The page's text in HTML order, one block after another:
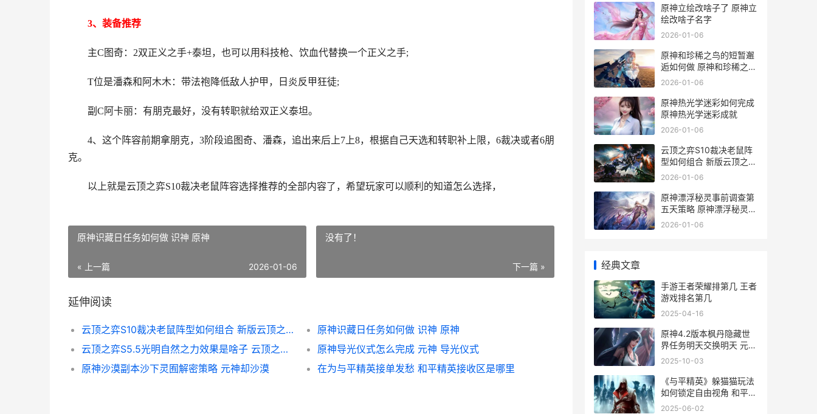
3、装备推荐
主C图奇：2双正义之手+泰坦，也可以用科技枪、饮血代替换一个正义之手;
T位是潘森和阿木木：带法袍降低敌人护甲，日炎反甲狂徒;
副C阿卡丽：有朋克最好，没有转职就给双正义泰坦。
4、这个阵容前期拿朋克，3阶段追图奇、潘森，追出来后上7上8，根据自己天选和转职补上限，6裁决或者6朋
克。
以上就是云顶之弈S10裁决老鼠阵容选择推荐的全部内容了，希望玩家可以顺利的知道怎么选择，
原神识藏日任务如何做 识神 原神
« 上一篇 2026-01-06
没有了！
下一篇 »
延伸阅读
云顶之弈S10裁决老鼠阵型如何组合 新版云顶之弈裁决
原神识藏日任务如何做 识神 原神
云顶之弈S5.5光明自然之力效果是啥子 云顶之弈s5光辉
原神导光仪式怎么完成 元神 导光仪式
原神沙漠副本沙下灵囿解密策略 元神却沙漠
在为与平精英接单发愁 和平精英接收区是哪里
原神立绘改啥子了 原神立
绘改啥子名字
2026-01-06
原神和珍稀之鸟的短暂邂
逅如何做 原神和珍稀之鸟
的区别
2026-01-06
原神热光学迷彩如何完成
原神热光学迷彩成就
2026-01-06
云顶之弈S10裁决老鼠阵
型如何组合 新版云顶之弈
裁决
2026-01-06
原神漂浮秘灵事前调查第
五天策略 原神漂浮秘灵前
置任务
2026-01-06
经典文章
手游王者荣耀排第几 王者
游戏排名第几
2025-04-16
原神4.2版本枫丹隐藏世
界任务明天交换明天 元神
枫丹国
2025-10-03
《与平精英》躲猫猫玩法
如何锁定自由视角 和平精
英躲闪怎么操作
2025-06-02